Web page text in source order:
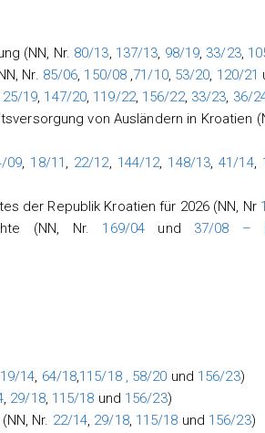
(NN, Nr. 80/13, 137/13, 98/19, 33/23,
Nr. 85/06, 150/08 ,71/10, 53/20, 120/21
19, 147/20, 119/22, 156/22, 33/23, 36/
von Ausländern in Kroatien
09, 18/11 , 22/12, 144/12, 148/13,41/14,
der Republik Kroatien für 2026 (NN, Nr
(NN, Nr. 169/04 und 37/08 –
19/14, 64/18,115/18 , 58/20 und 156/23)
, 29/18, 115/18 und 156/23)
Nr. 22/14, 29/18, 115/18 und 156/23)